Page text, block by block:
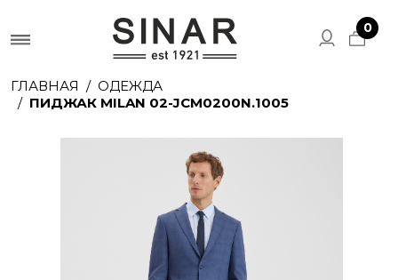
0
ГЛАВНАЯ
ОДЕЖДА
ПИДЖАК MILAN 02-JCM0200N.1005